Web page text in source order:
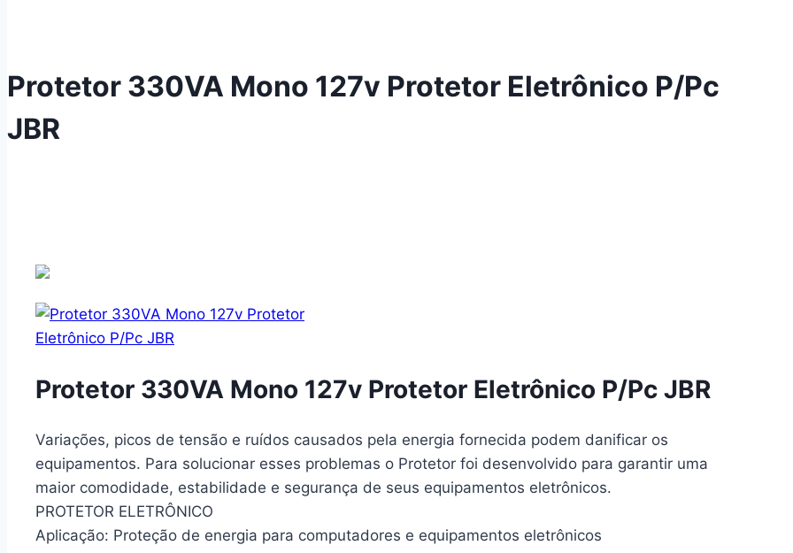
Protetor 330VA Mono 127v Protetor Eletrônico P/Pc
JBR
Protetor 330VA Mono 127v Protetor Eletrônico P/Pc JBR
Variações, picos de tensão e ruídos causados pela energia fornecida podem danificar os
equipamentos. Para solucionar esses problemas o Protetor foi desenvolvido para garantir uma
maior comodidade, estabilidade e segurança de seus equipamentos eletrônicos.
PROTETOR ELETRÔNICO
Aplicação: Proteção de energia para computadores e equipamentos eletrônicos